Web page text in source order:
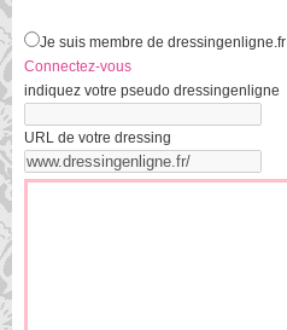
Je suis membre de dressingenligne.fr
Connectez-vous
indiquez votre pseudo dressingenligne
URL de votre dressing